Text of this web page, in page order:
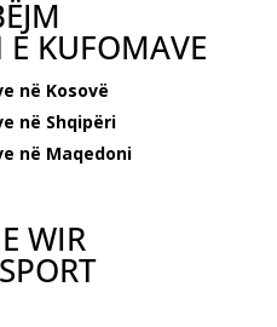
KUFOMAVE
në Kosovë
në Shqipëri
në Maqedoni
WIR